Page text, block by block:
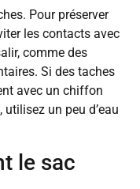
Pour préserver
les contacts avec
comme des
Si des taches
avec un chiffon
un peu d’eau
le sac